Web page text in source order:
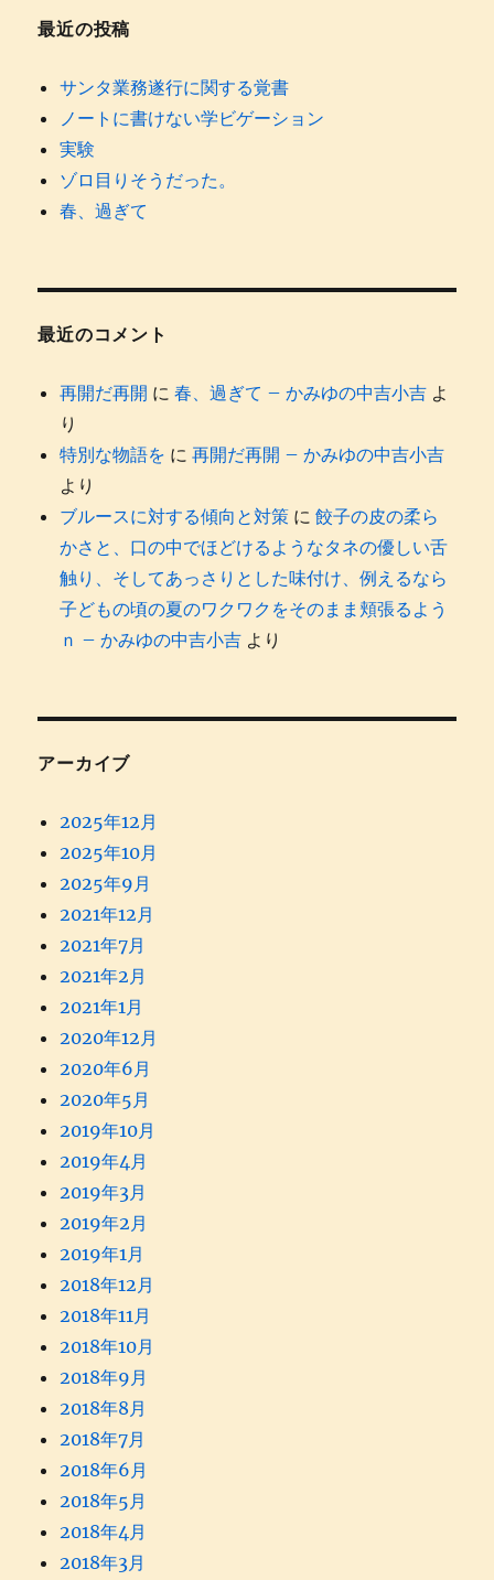
最近の投稿
サンタ業務遂行に関する覚書
ノートに書けない学ビゲーション
実験
ゾロ目りそうだった。
春、過ぎて
最近のコメント
再開だ再開 に春、過ぎて – かみゆの中吉小吉 よ
り
特別な物語を に再開だ再開 – かみゆの中吉小吉
より
ブルースに対する傾向と対策 に餃子の皮の柔ら
かさと、口の中でほどけるようなタネの優しい舌
触り、そしてあっさりとした味付け、例えるなら
子どもの頃の夏のワクワクをそのまま頬張るよう
ｎ – かみゆの中吉小吉 より
アーカイブ
2025年12月
2025年10月
2025年9月
2021年12月
2021年7月
2021年2月
2021年1月
2020年12月
2020年6月
2020年5月
2019年10月
2019年4月
2019年3月
2019年2月
2019年1月
2018年12月
2018年11月
2018年10月
2018年9月
2018年8月
2018年7月
2018年6月
2018年5月
2018年4月
2018年3月